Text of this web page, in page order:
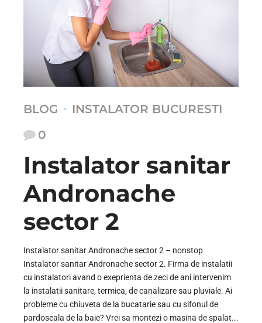
BLOG
INSTALATOR BUCURESTI
0
Instalator sanitar
Andronache
sector 2
Instalator sanitar Andronache sector 2 – nonstop
Instalator sanitar Andronache sector 2. Firma de instalatii
cu instalatori avand o exeprienta de zeci de ani intervenim
la instalatii sanitare, termica, de canalizare sau pluviale. Ai
probleme cu chiuveta de la bucatarie sau cu sifonul de
pardoseala de la baie? Vrei sa montezi o masina de spalat...